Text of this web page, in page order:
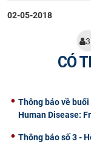
02-05-2018
CÓ
Thông báo về
Human Disease:
Thông báo số 3 -